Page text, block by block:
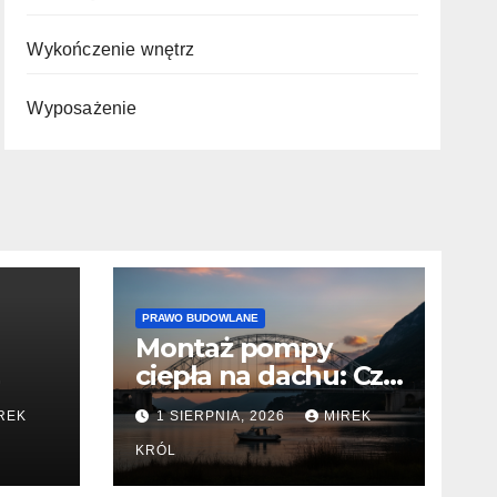
Wykończenie wnętrz
Wyposażenie
PRAWO BUDOWLANE
Montaż pompy
ciepła na dachu: Czy
instalacja wymaga
zgłoszenia lub
pozwolenia na
budowę?
1 SIERPNIA, 2026 MIREK
KRÓL